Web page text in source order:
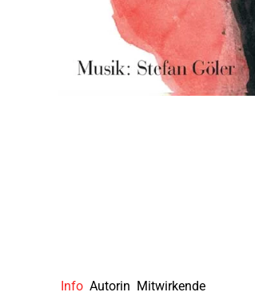
Info Autorin Mitwirkende